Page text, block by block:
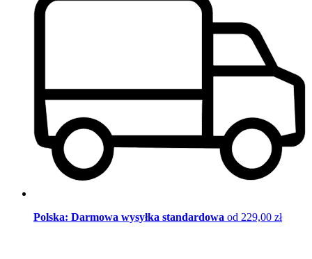
Polska: Darmowa wysyłka standardowa od 229,00 zł